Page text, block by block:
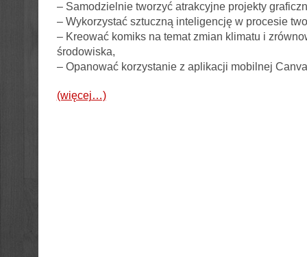
– Samodzielnie tworzyć atrakcyjne projekty
– Wykorzystać sztuczną inteligencję w procesie
– Kreować komiks na temat zmian klimatu i
środowiska,
– Opanować korzystanie z aplikacji mobilnej
(więcej…)